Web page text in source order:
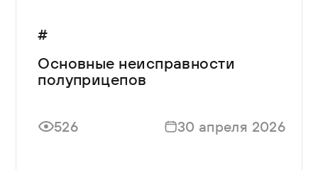
#
Основные неисправности
полуприцепов
526 30 апреля 2026